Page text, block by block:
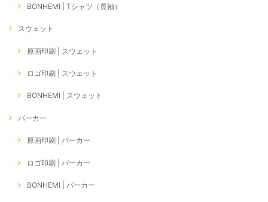
BONHEMI | Tシャツ（長袖）
スウェット
原画印刷 | スウェット
ロゴ印刷 | スウェット
BONHEMI | スウェット
パーカー
原画印刷 | パーカー
ロゴ印刷 | パーカー
BONHEMI | パーカー